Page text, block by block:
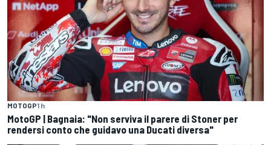
MOTOGP1 h
MotoGP | Bagnaia: "Non serviva il parere di Stoner per
rendersi conto che guidavo una Ducati diversa"